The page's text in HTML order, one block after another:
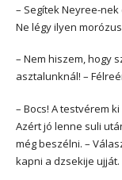
– Segítek Neyree-
Ne légy ilyen
– Nem hiszem, hogy
asztalunknál! –
– Bocs! A testvérem
Azért jó lenne suli
még beszélni. –
kapni a dzsekije ujját.